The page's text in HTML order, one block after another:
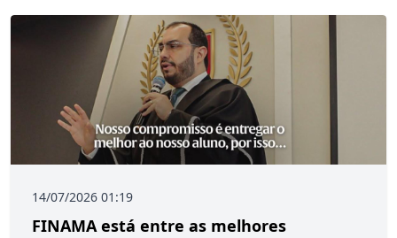
14/07/2026 01:19
FINAMA está entre as melhores